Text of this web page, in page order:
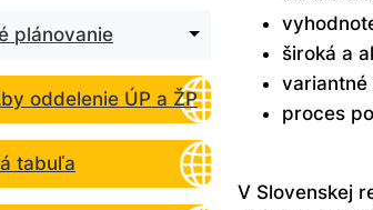
plánovanie
Rozbaliť
podmenu
pre
Územné
plánovanie
oddelenie ÚP a ŽP
tabuľa
široká a
variantné
proces
V Slovenskej